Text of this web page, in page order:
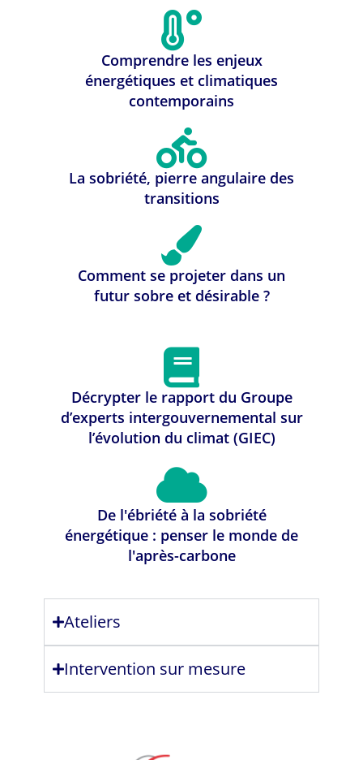
Comprendre les enjeux
énergétiques et climatiques
contemporains
La sobriété, pierre angulaire des
transitions
Comment se projeter dans un
futur sobre et désirable ?
Décrypter le rapport du Groupe
d’experts intergouvernemental sur
l’évolution du climat (GIEC)
De l'ébriété à la sobriété
énergétique : penser le monde de
l'après-carbone
Ateliers
Intervention sur mesure